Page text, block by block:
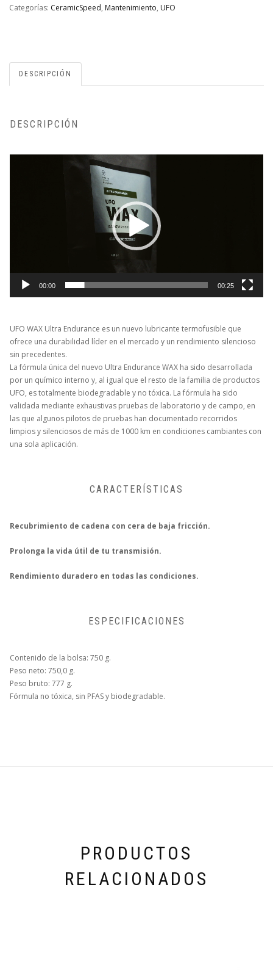
Categorías: CeramicSpeed, Mantenimiento, UFO
DESCRIPCIÓN
DESCRIPCIÓN
00:00 00:25
UFO WAX Ultra Endurance es un nuevo lubricante termofusible que
ofrece una durabilidad líder en el mercado y un rendimiento silencioso
sin precedentes.
La fórmula única del nuevo Ultra Endurance WAX ha sido desarrollada
por un químico interno y, al igual que el resto de la familia de productos
UFO, es totalmente biodegradable y no tóxica. La fórmula ha sido
validada mediante exhaustivas pruebas de laboratorio y de campo, en
las que algunos pilotos de pruebas han documentado recorridos
limpios y silenciosos de más de 1000 km en condiciones cambiantes con
una sola aplicación.
CARACTERÍSTICAS
Recubrimiento de cadena con cera de baja fricción.
Prolonga la vida útil de tu transmisión.
Rendimiento duradero en todas las condiciones.
ESPECIFICACIONES
Contenido de la bolsa: 750 g.
Peso neto: 750,0 g.
Peso bruto: 777 g.
Fórmula no tóxica, sin PFAS y biodegradable.
PRODUCTOS
RELACIONADOS